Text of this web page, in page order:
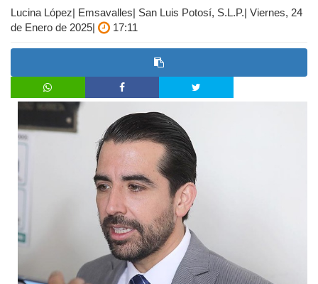
Lucina López| Emsavalles| San Luis Potosí, S.L.P.| Viernes, 24
de Enero de 2025|
17:11